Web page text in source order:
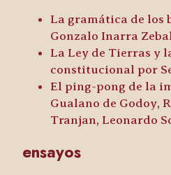
La gramática de los
Gonzalo Inarra
La Ley de Tierras y
constitucional por
El ping-pong de la
Gualano de Godoy,
Tranjan, Leonardo
ensayos